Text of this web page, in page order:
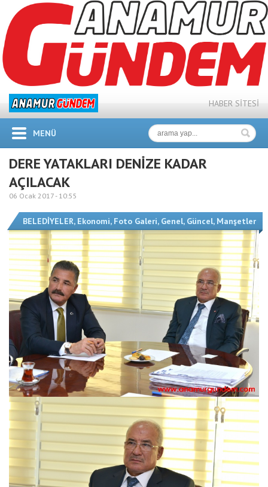
HABER SİTESİ
MENÜ
DERE YATAKLARI DENİZE KADAR
AÇILACAK
06 Ocak 2017 - 10:55
BELEDİYELER, Ekonomi, Foto Galeri, Genel, Güncel, Manşetler